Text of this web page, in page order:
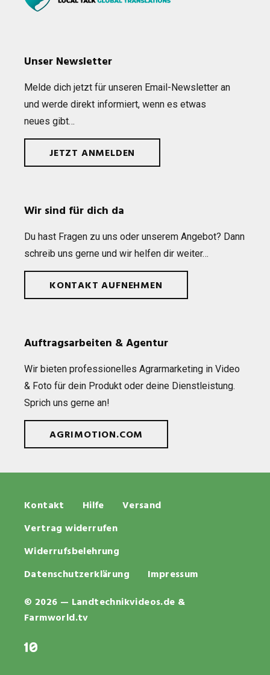
Unser Newsletter
Melde dich jetzt für unse­ren Email-News­let­ter an
und werde direkt infor­miert, wenn es etwas
neues gibt…
JETZT ANMELDEN
Wir sind für dich da
Du hast Fra­gen zu uns oder unse­rem Ange­bot? Dann
schreib uns gerne und wir hel­fen dir weiter…
KONTAKT AUFNEHMEN
Auftragsarbeiten & Agentur
Wir bie­ten pro­fes­sio­nel­les Agrar­mar­ke­ting in Video
& Foto für dein Pro­dukt oder deine Dienst­leis­tung.
Sprich uns gerne an!
AGRIMOTION.COM
© 2026 — Landtechnikvideos.de &
Farmworld.tv
Kontakt Hilfe
Versand
Vertrag widerrufen
Widerrufsbelehrung
Datenschutzerklärung
Impressum